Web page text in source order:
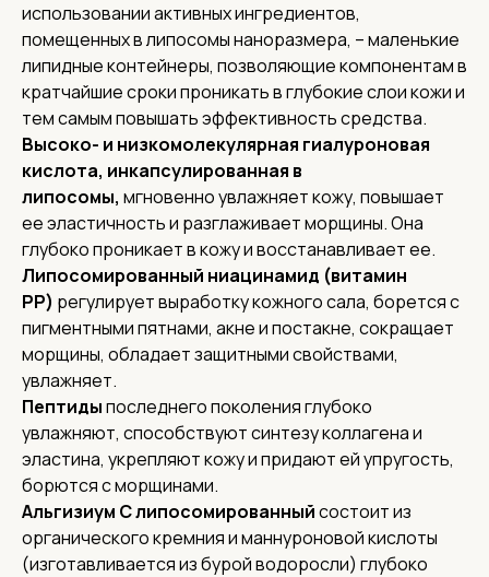
использовании активных ингредиентов,
помещенных в липосомы наноразмера, – маленькие
липидные контейнеры, позволяющие компонентам в
кратчайшие сроки проникать в глубокие слои кожи и
тем самым повышать эффективность средства.
Высоко- и низкомолекулярная гиалуроновая
кислота, инкапсулированная в
липосомы, мгновенно увлажняет кожу, повышает
ее эластичность и разглаживает морщины. Она
глубоко проникает в кожу и восстанавливает ее.
Липосомированный ниацинамид (витамин
PP) регулирует выработку кожного сала, борется с
пигментными пятнами, акне и постакне, сокращает
морщины, обладает защитными свойствами,
увлажняет.
Пептидыпоследнего поколения глубоко
увлажняют, способствуют синтезу коллагена и
эластина, укрепляют кожу и придают ей упругость,
борются с морщинами.
Альгизиум С липосомированныйсостоит из
органического кремния и маннуроновой кислоты
(изготавливается из бурой водоросли) глубоко